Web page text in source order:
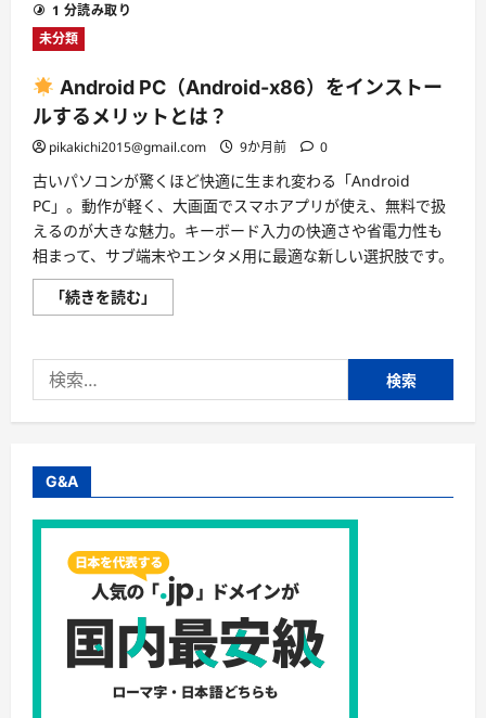
っ
て
変
わ
る”が、
安
性・
能・
汎
用
性・
将
日
ユ
ザ
適
め
た“総
合
最
強
ク
ラ
ス”は
次
の
3
つ!?
に
つ
1 分読み取り
未分類
Android PC（Android-x86）をインストー
ルするメリットとは？
pikakichi2015@gmail.com 9か月前 0
古いパソコンが驚くほど快適に生まれ変わる「Android
PC」。動作が軽く、大画面でスマホアプリが使え、無料で扱
えるのが大きな魅力。キーボード入力の快適さや省電力性も
相まって、サブ端末やエンタメ用に最適な新しい選択肢です。
「続きを読む」
Android
を
ス
ト
メ
ッ
と
は？
に
つ
て
さ
ら
読
む
索:
G&A